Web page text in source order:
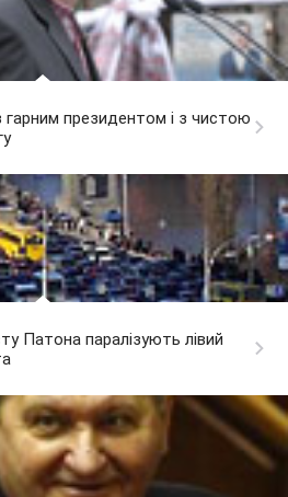
президентом і з чистою
Патона паралізують лівий